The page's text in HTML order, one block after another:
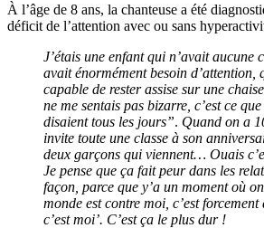
À l’âge de 8 ans, la chanteuse a été
déficit de l’attention avec ou sans
J’étais une enfant qui n’avait aucune
avait énormément besoin d’attention,
capable de rester assise sur une
ne me sentais pas bizarre, c’est ce
disaient tous les jours”. Quand on a
invite toute une classe à son
deux garçons qui viennent… Ouais
Je pense que ça fait peur dans les
façon, parce que y’a un moment où
monde est contre moi, c’est
c’est moi’. C’est ça le plus dur !